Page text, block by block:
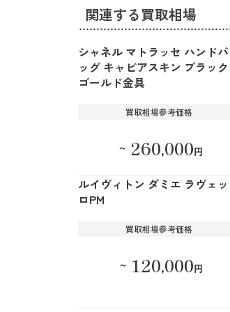
関連する買取相場
シャネル マトラッセ ハンドバ
ッグ キャビアスキン ブラック
ゴールド金具
買取相場参考価格
～ 260,000円
ルイヴィトン ダミエ ラヴェッ
ロPM
買取相場参考価格
～ 120,000円